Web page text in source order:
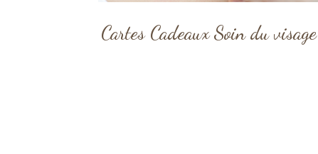
Cartes Cadeaux Soin du visage